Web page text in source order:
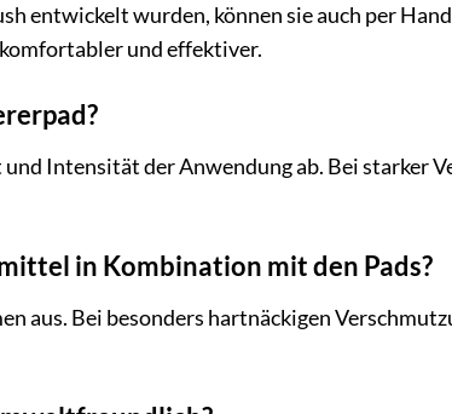
entwickelt wurden, können sie auch per
und effektiver.
Intensität der Anwendung ab. Bei starker
in Kombination mit den Pads?
aus. Bei besonders hartnäckigen